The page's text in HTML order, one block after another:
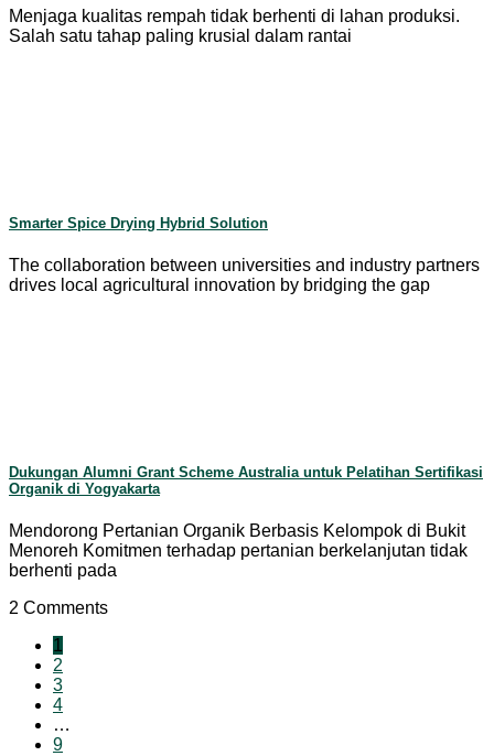
Menjaga kualitas rempah tidak berhenti di lahan produksi.
Salah satu tahap paling krusial dalam rantai
Smarter Spice Drying Hybrid Solution
The collaboration between universities and industry partners
drives local agricultural innovation by bridging the gap
Dukungan Alumni Grant Scheme Australia untuk Pelatihan Sertifikasi
Organik di Yogyakarta
Mendorong Pertanian Organik Berbasis Kelompok di Bukit
Menoreh Komitmen terhadap pertanian berkelanjutan tidak
berhenti pada
2 Comments
1
2
3
4
…
9